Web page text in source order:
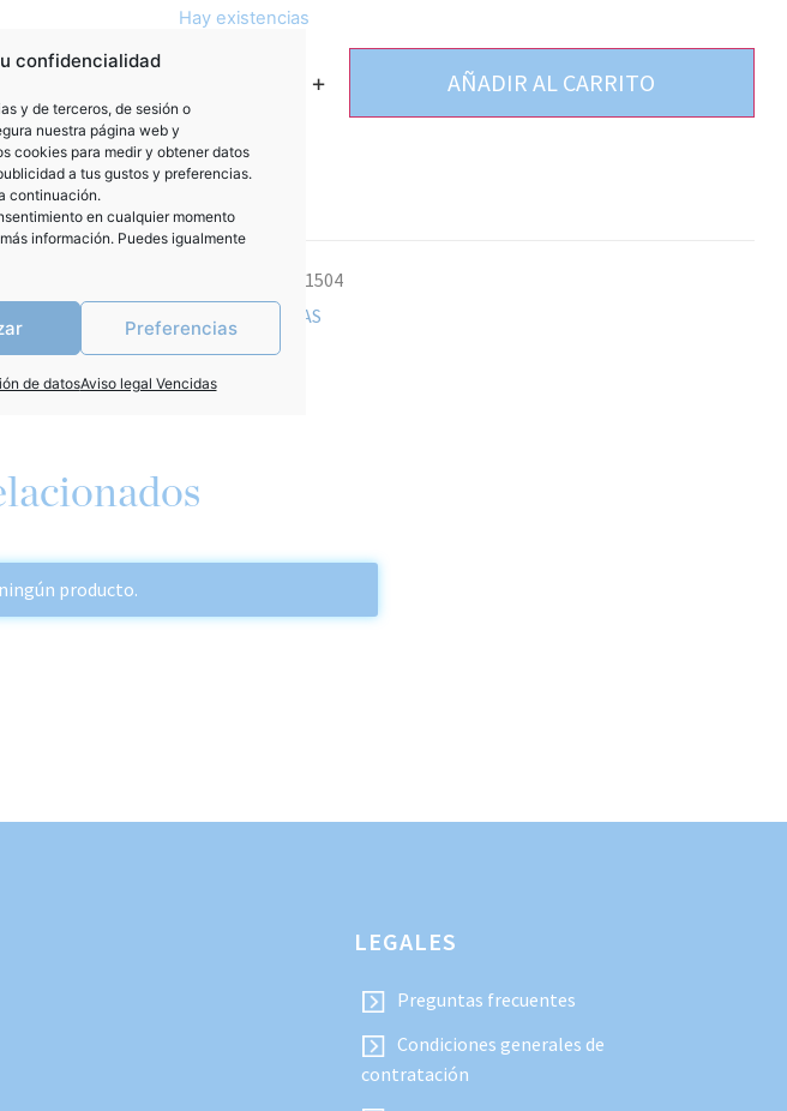
confidencialidad
y de terceros, de sesión o
nuestra página web y
cookies para medir y obtener datos
a tus gustos y preferencias.
continuación.
en cualquier momento
información. Puedes igualmente
Preferencias
de datosAviso legal Vencidas
Hay existencias
+ AÑADIR AL CARRITO
8719987851504
Categoría:
VELAS
producto.
LEGALES
Preguntas frecuentes
Condiciones generales de
contratación